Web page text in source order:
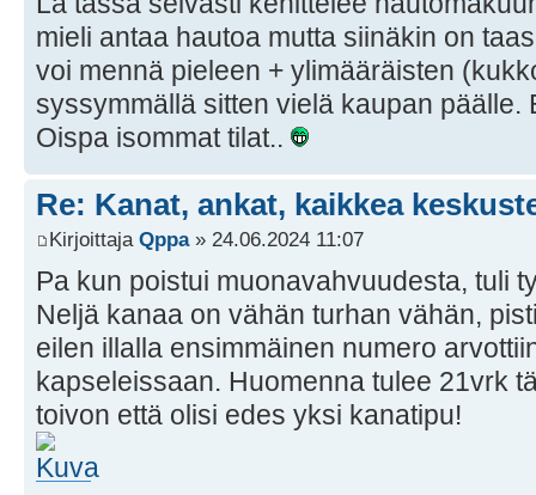
mieli antaa hautoa mutta siinäkin on
voi mennä pieleen + ylimääräisten
syssymmällä sitten vielä kaupan päälle.
Oispa isommat tilat..
Re: Kanat, ankat, kaikkea
Kirjoittaja Qppa» 24.06.2024 11:07
Pa kun poistui muonavahvuudesta, tuli
Neljä kanaa on vähän turhan vähän,
eilen illalla ensimmäinen numero
kapseleissaan. Huomenna tulee 21vrk
toivon että olisi edes yksi kanatipu!